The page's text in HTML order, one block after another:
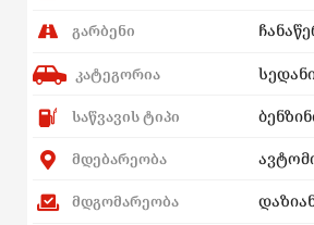
გარბენი
კატეგორია
საწვავის ტიპი
მდებარეობა
მდგომარეობა